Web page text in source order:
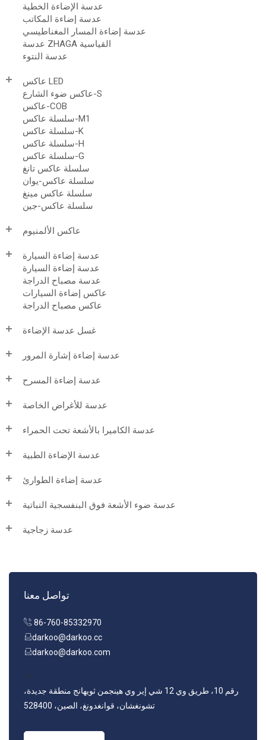
عدسة الإضاءة الخطية
عدسة إضاءة المكاتب
عدسة إضاءة المسار المغناطيسي
عدسة ZHAGA القياسية
عدسة النتوء
عاكس LED
عاكس ضوء الشارع-S
عاكس-COB
سلسلة عاكس-M1
سلسلة عاكس-K
سلسلة عاكس-H
سلسلة عاكس-G
سلسلة عاكس تانغ
سلسلة عاكس-يوان
سلسلة عاكس مينغ
سلسلة عاكس-جين
عاكس الألمنيوم
عدسة إضاءة السيارة
عدسة إضاءة السيارة
عدسة مصباح الدراجة
عاكس إضاءة السيارات
عاكس مصباح الدراجة
غسل عدسة الإضاءة
عدسة إضاءة إشارة المرور
عدسة إضاءة المسرح
عدسة للأغراض الخاصة
عدسة الكاميرا بالأشعة تحت الحمراء
عدسة الإضاءة الطبية
عدسة إضاءة الطوارئ
عدسة ضوء الأشعة فوق البنفسجية النباتية
عدسة زجاجية
تواصل معنا
86-760-85332970
darkoo@darkoo.cc
darkoo@darkoo.com
رقم 10، طريق وي 12 شي إير وي هينجمن ثويهانج منطقة جديدة،
تشونغشان، قوانغدونغ، الصين، 528400